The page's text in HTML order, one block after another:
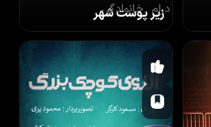
زیر پوست شهر
درام خانوادگی